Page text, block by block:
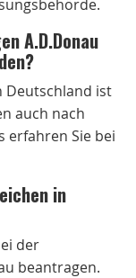
A.D.Donau
Deutschland ist
auch nach
erfahren Sie bei
in
der
beantragen.